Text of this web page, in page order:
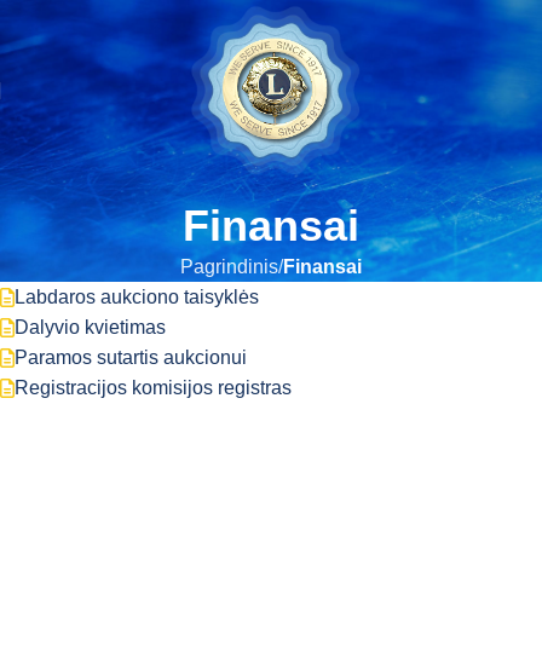
Finansai
Pagrindinis Finansai
Labdaros aukciono taisyklės
Dalyvio kvietimas
Paramos sutartis aukcionui
Registracijos komisijos registras